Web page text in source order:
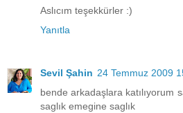
Aslıcım teşekkürler :)
Yanıtla
Sevil Şahin 24 Temmuz 2009
bende arkadaşlara katılıyorum
saglık emegine saglık